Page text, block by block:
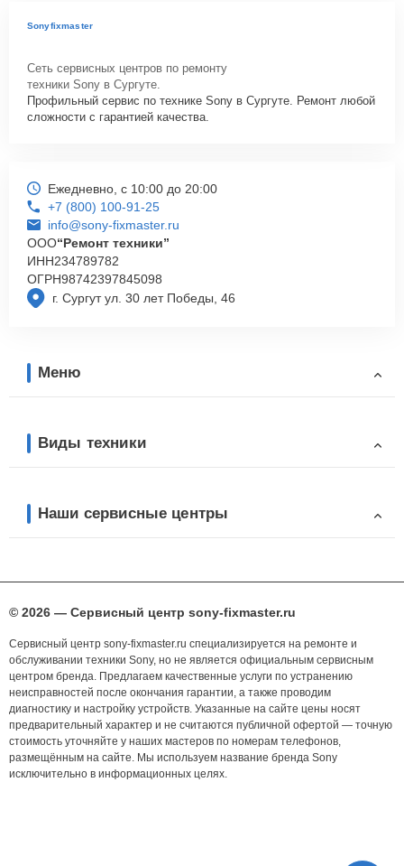
Sonyfixmaster
Сеть сервисных центров по ремонту
техники Sony в Сургуте.
Профильный сервис по технике Sony в Сургуте. Ремонт любой
сложности с гарантией качества.
г. Сургут ул. 30 лет Победы, 46
Ежедневно, с 10:00 до 20:00
+7 (800) 100-91-25
info@sony-fixmaster.ru
ООО“Ремонт техники”
ИНН234789782
ОГРН98742397845098
Меню
Виды техники
Наши сервисные центры
© 2026 — Сервисный центр sony-fixmaster.ru
Сервисный центр sony-fixmaster.ru специализируется на ремонте и
обслуживании техники Sony, но не является официальным сервисным
центром бренда. Предлагаем качественные услуги по устранению
неисправностей после окончания гарантии, а также проводим
диагностику и настройку устройств. Указанные на сайте цены носят
предварительный характер и не считаются публичной офертой — точную
стоимость уточняйте у наших мастеров по номерам телефонов,
размещённым на сайте. Мы используем название бренда Sony
исключительно в информационных целях.